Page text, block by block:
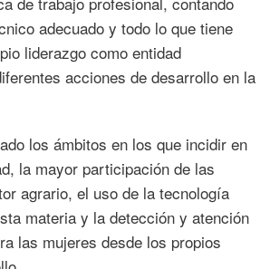
adecuado y todo lo que tiene
liderazgo como entidad
acciones de desarrollo en la
los ámbitos en los que incidir en
la mayor participación de las
agrario, el uso de la tecnología
materia y la detección y atención
las mujeres desde los propios